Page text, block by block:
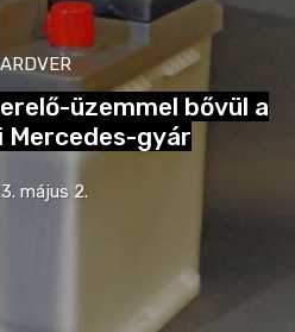
üzemmel bővül a
Mercedes-gyár
május 2.